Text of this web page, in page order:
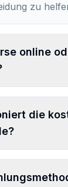
zu
online
die